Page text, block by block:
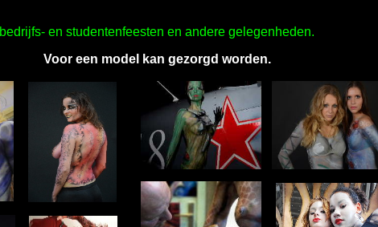
bedrijfs- en studentenfeesten en andere gelegenheden.
Voor een model kan gezorgd worden.